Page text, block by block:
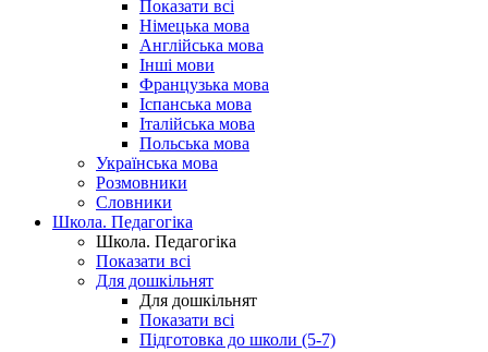
Показати всі
Німецька мова
Англійська мова
Інші мови
Французька мова
Іспанська мова
Італійська мова
Польська мова
Українська мова
Розмовники
Словники
Школа. Педагогіка
Школа. Педагогіка
Показати всі
Для дошкільнят
Для дошкільнят
Показати всі
Підготовка до школи (5-7)